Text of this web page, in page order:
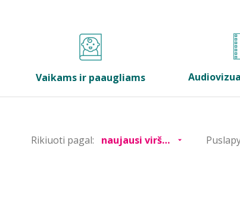
Vaikams ir paaugliams
Rikiuoti pagal: